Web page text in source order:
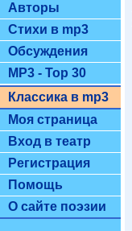
Авторы
Стихи в mp3
Обсуждения
MP3 - Top 30
Классика в mp3
Моя страница
Вход в театр
Регистрация
Помощь
О сайте поэзии